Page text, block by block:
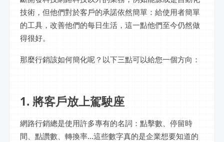
技術，但他們對於客戶的承諾依然簡單：給使用者簡單
的工具，改善他們的每日生活，這一點他們至今仍然做
得很好。
那麼行銷該如何簡化呢？以下三點可以給您一個方向：
1. 將客戶放上駕駛座
網路行銷總是使用許多專有的名詞：點擊數、停留時
間、點讚數、轉換率...這些數字真的是企業想要知道的